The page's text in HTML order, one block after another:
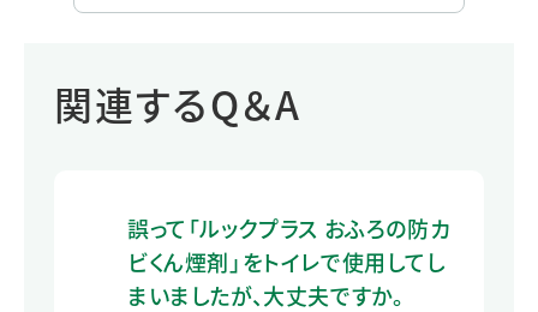
関連するQ＆A
誤って「ルックプラス おふろの防カ
ビくん煙剤」をトイレで使用してし
まいましたが、大丈夫ですか。